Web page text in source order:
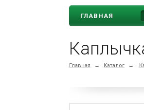
ГЛАВНАЯ
Главная → Каталог →